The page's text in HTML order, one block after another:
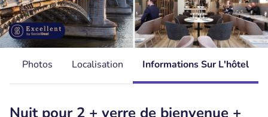
Photos Localisation Informations Sur L'hôtel
Nuit pour 2 + verre de bienvenue +